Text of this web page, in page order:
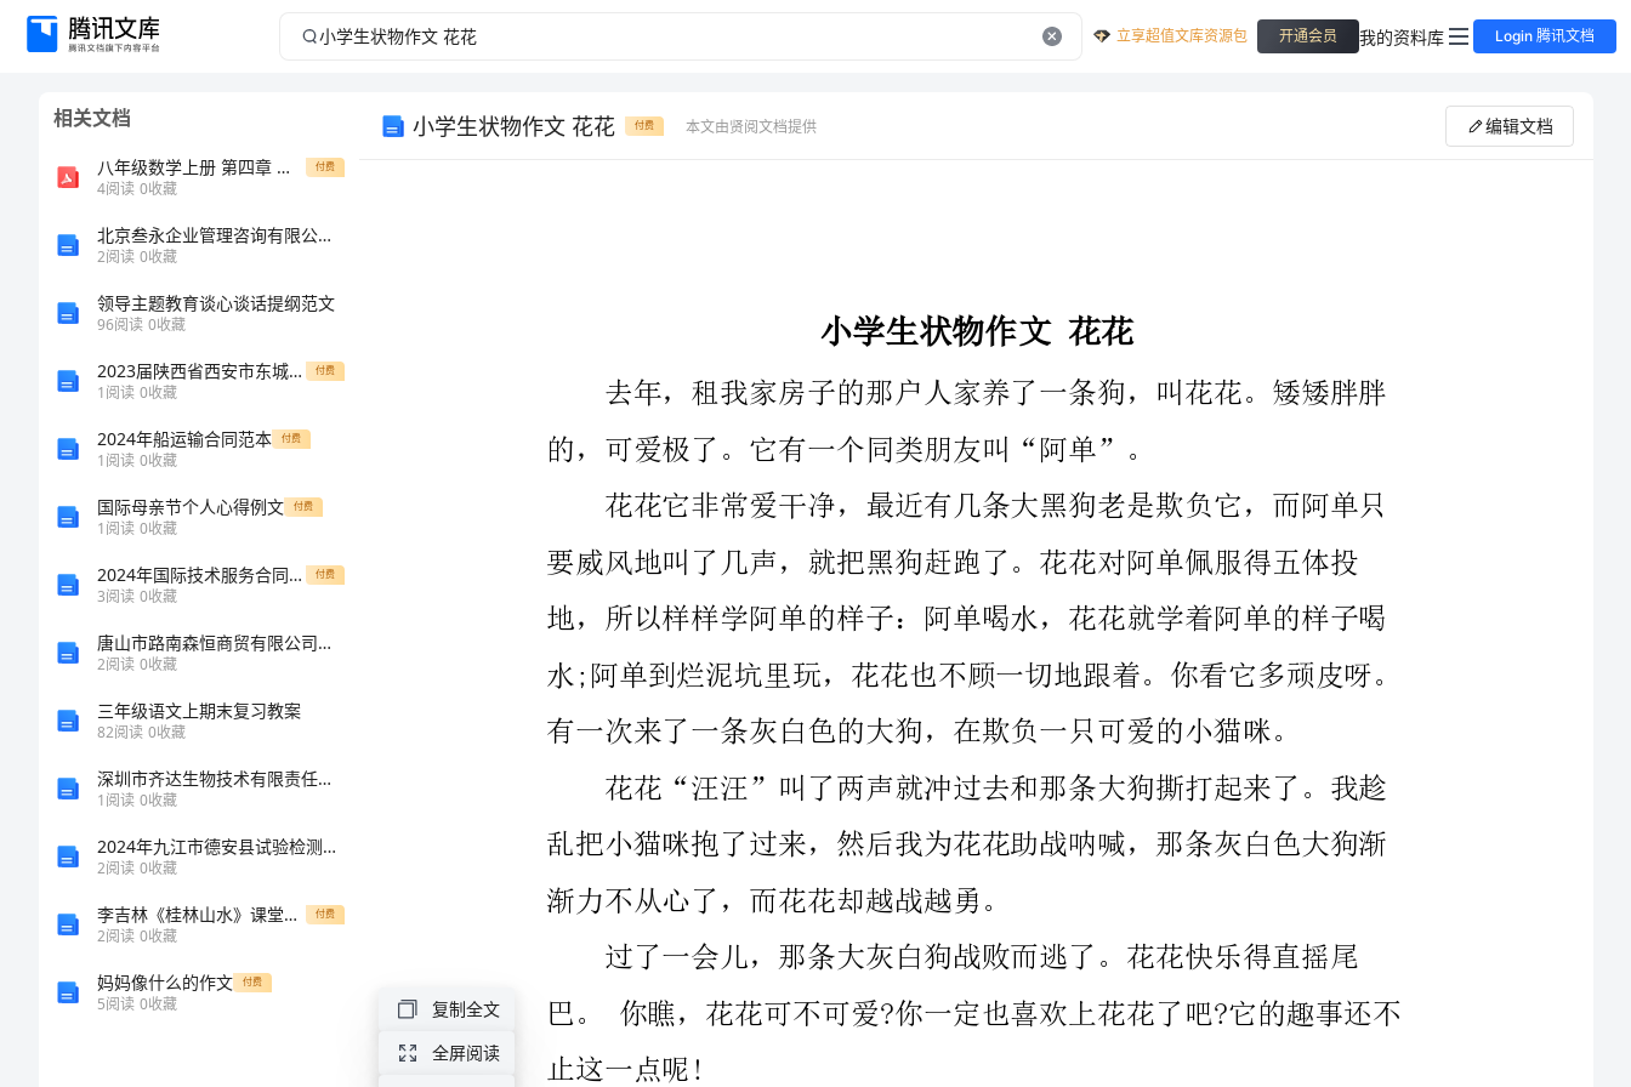
小
年，
立享超值文库资源包 开通会员 我的资料库 Login 腾讯文档
相关文档
八年级数学上册 第四章 一元一次不等式(组)专题训练(pdf)(新版)湘教版 试题 付费
4阅读 0收藏
北京叁永企业管理咨询有限公司介绍企业发展分析报告
2阅读 0收藏
领导主题教育谈心谈话提纲范文
96阅读 0收藏
2023届陕西省西安市东城一中学数学八年级第一学期期末检测模拟试题含解析 付费
1阅读 0收藏
2024年船运输合同范本 付费
1阅读 0收藏
国际母亲节个人心得例文 付费
1阅读 0收藏
2024年国际技术服务合同经典 付费
3阅读 0收藏
唐山市路南森恒商贸有限公司介绍企业发展分析报告
2阅读 0收藏
三年级语文上期末复习教案
82阅读 0收藏
深圳市齐达生物技术有限责任公司介绍企业发展分析报告
1阅读 0收藏
2024年九江市德安县试验检测师之交通工程考试题库精品（突破训练）
2阅读 0收藏
李吉林《桂林山水》课堂实录 付费
2阅读 0收藏
妈妈像什么的作文 付费
5阅读 0收藏
小学生状物作文 花花 付费 本文由贤阅文档提供 编辑文档
的，可爱极了。它有一个同类朋友叫“阿单”。
花花它非常爱干净，最近有几条大黑狗老是欺负它，而阿单只
要威风地叫了几声，就把黑狗赶跑了。花花对阿单佩服得五体投
水;阿单到烂泥坑里玩，花花也不顾一切地跟着。你看它多顽皮呀。
有一次来了一条灰白色的大狗，在欺负一只可爱的小猫咪。
花花“汪汪”叫了两声就冲过去和那条大狗撕打起来了。我趁
乱把小猫咪抱了过来，然后我为花花助战呐喊，那条灰白色大狗渐
巴。你瞧，花花可不可爱?你一定也喜欢上花花了吧?它的趣事还不
止这一点呢!
复制全文
全屏阅读